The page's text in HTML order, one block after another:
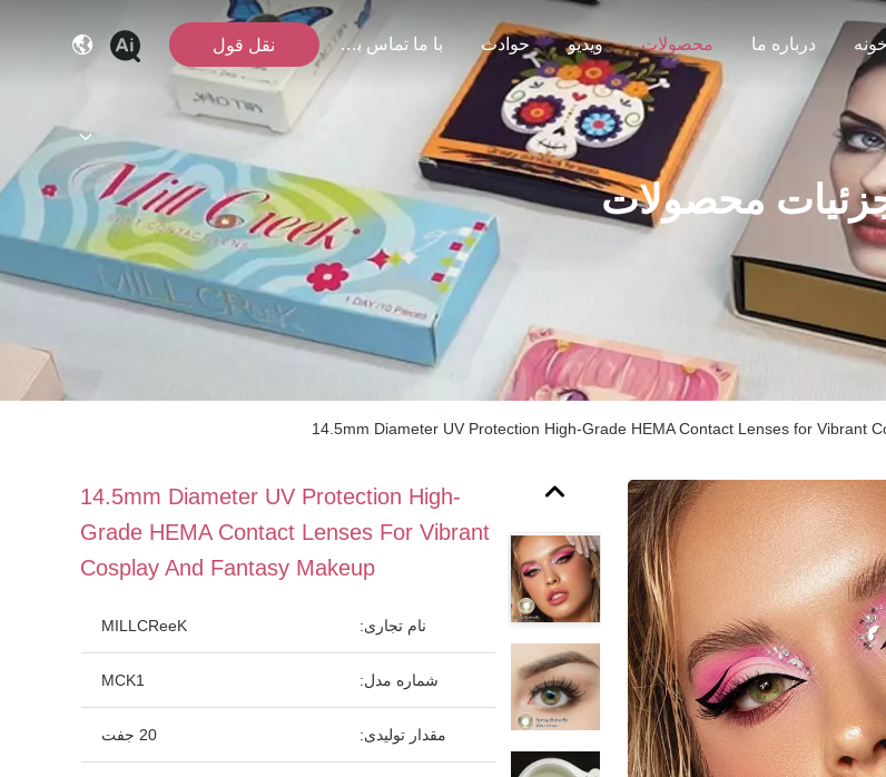
خونه درباره ما محصولات ویدیو حوادث با ما تماس بگیرید نقل قول
محصولات
14.5mm Diameter UV Protection High-Grade HEMA Contact Lenses for Vibrant
14.5mm Diameter UV Protection High-
Grade HEMA Contact Lenses For Vibrant
Cosplay And Fantasy Makeup
نام تجاری: MILLCReeK
شماره مدل: MCK1
مقدار تولیدی: 20 جفت